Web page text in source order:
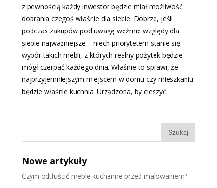
z pewnością każdy inwestor będzie miał możliwość
dobrania czegoś właśnie dla siebie. Dobrze, jeśli
podczas zakupów pod uwagę weźmie względy dla
siebie najważniejsze – niech priorytetem stanie się
wybór takich mebli, z których realny pożytek będzie
mógł czerpać każdego dnia. Właśnie to sprawi, że
najprzyjemniejszym miejscem w domu czy mieszkaniu
będzie właśnie kuchnia. Urządzona, by cieszyć.
Nowe artykuły
Czym odtłuścić meble kuchenne przed malowaniem?